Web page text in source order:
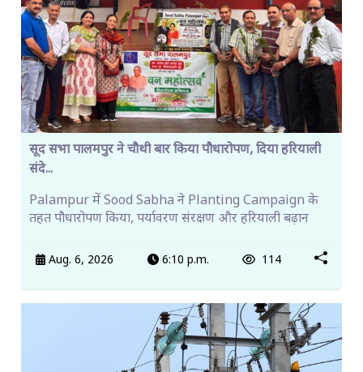
सूद सभा पालमपुर ने चौथी बार किया पौधारोपण, दिया हरियाली
संदे...
Palampur में Sood Sabha ने Planting Campaign के
तहत पौधारोपण किया, पर्यावरण संरक्षण और हरियाली बढ़ान
Aug. 6, 2026 6:10 p.m. 114